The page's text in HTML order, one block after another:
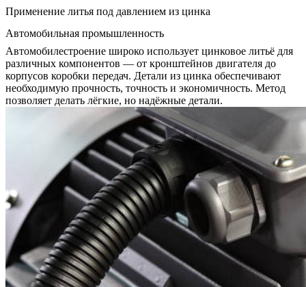
Применение литья под давлением из цинка
Автомобильная промышленность
Автомобилестроение широко использует цинковое литьё для
различных компонентов — от кронштейнов двигателя до
корпусов коробки передач. Детали из цинка обеспечивают
необходимую прочность, точность и экономичность. Метод
позволяет делать лёгкие, но надёжные детали.